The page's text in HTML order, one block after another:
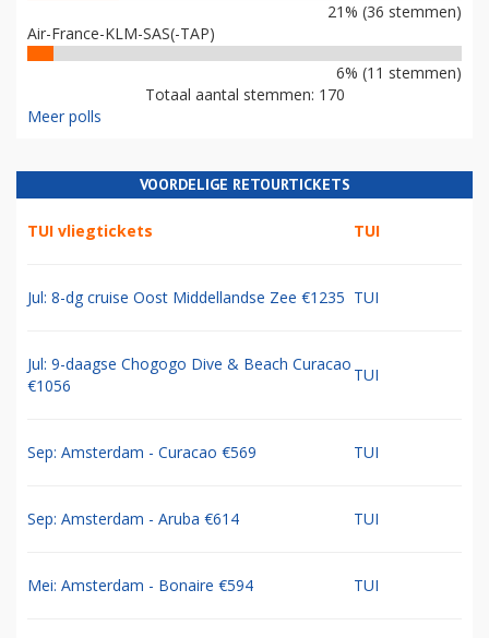
21% (36 stemmen)
Air-France-KLM-SAS(-TAP)
6% (11 stemmen)
Totaal aantal stemmen: 170
Meer polls
VOORDELIGE RETOURTICKETS
TUI vliegtickets TUI
Jul: 8-dg cruise Oost Middellandse Zee €1235 TUI
Jul: 9-daagse Chogogo Dive & Beach Curacao
€1056
TUI
Sep: Amsterdam - Curacao €569 TUI
Sep: Amsterdam - Aruba €614 TUI
Mei: Amsterdam - Bonaire €594 TUI